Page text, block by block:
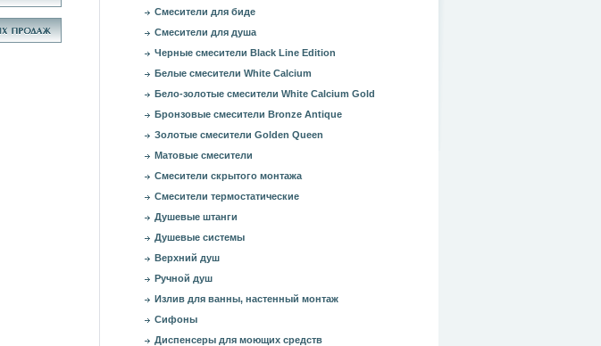
Смесители для биде
Смесители для душа
Черные смесители Black Line Edition
Белые смесители White Calcium
Бело-золотые смесители White Calcium Gold
Бронзовые смесители Bronze Antique
Золотые смесители Golden Queen
Матовые смесители
Смесители скрытого монтажа
Смесители термостатические
Душевые штанги
Душевые системы
Верхний душ
Ручной душ
Излив для ванны, настенный монтаж
Сифоны
Диспенсеры для моющих средств